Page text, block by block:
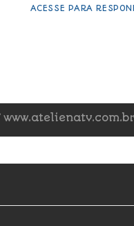
ACESSE PARA